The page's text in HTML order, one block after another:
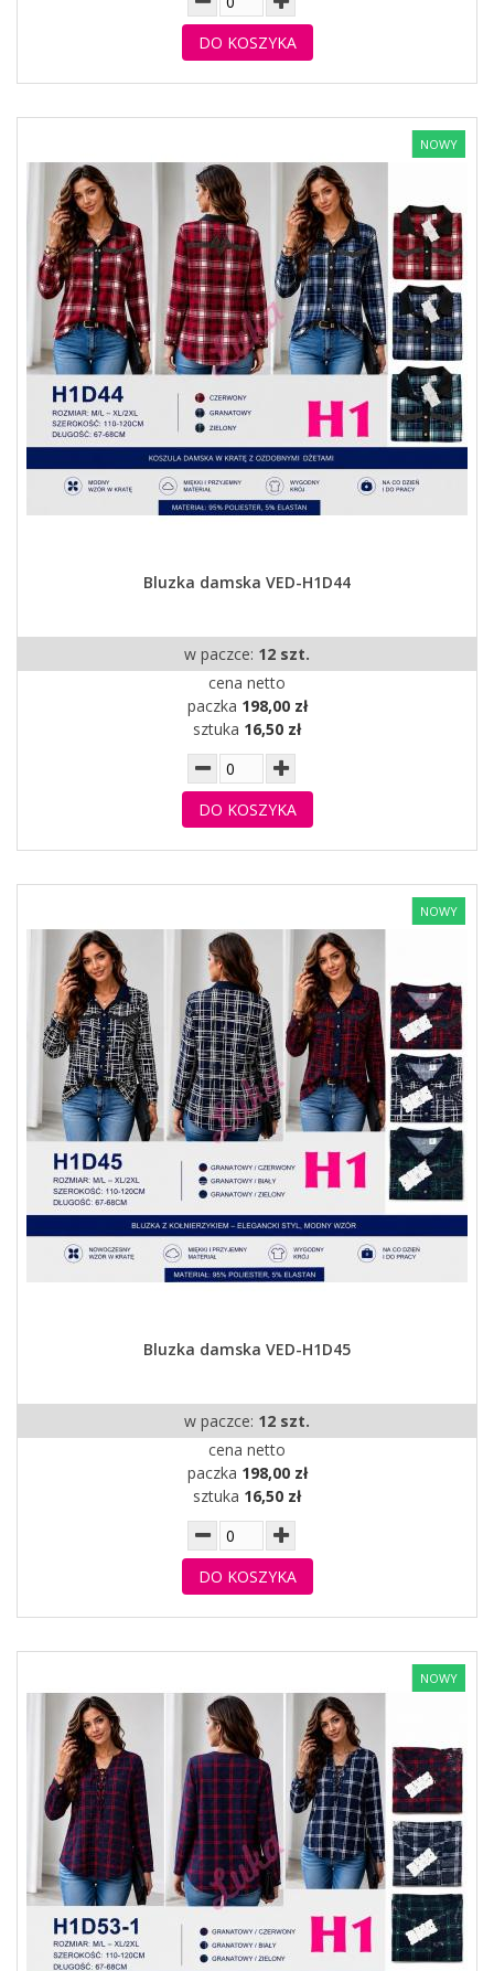
DO KOSZYKA
NOWY
Bluzka damska VED-H1D44
w paczce: 12 szt.
cena netto
paczka 198,00 zł
sztuka 16,50 zł
DO KOSZYKA
NOWY
Bluzka damska VED-H1D45
w paczce: 12 szt.
cena netto
paczka 198,00 zł
sztuka 16,50 zł
DO KOSZYKA
NOWY